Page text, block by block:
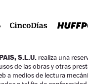
S.L.U. realiza una
de las obras y otras
a medios de lectura